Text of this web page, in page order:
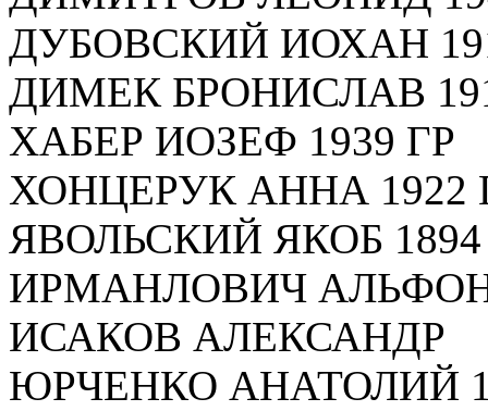
ДУБОВСКИЙ ИОХАН
ДИМЕК БРОНИСЛАВ
ХАБЕР ИОЗЕФ 1939 ГР
ХОНЦЕРУК АННА 1922
ЯВОЛЬСКИЙ ЯКОБ 1894
ИРМАНЛОВИЧ
ИСАКОВ АЛЕКСАНДР
ЮРЧЕНКО АНАТОЛИЙ